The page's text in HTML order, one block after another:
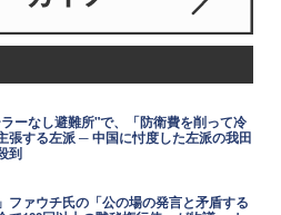
ラーなし避難所"で、「防衛費を削って冷
張する左派 ─ 中国に忖度した左派の我田
到
ファウチ氏の「公の場の発言と矛盾する